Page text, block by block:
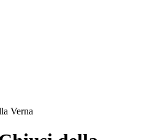
Verna